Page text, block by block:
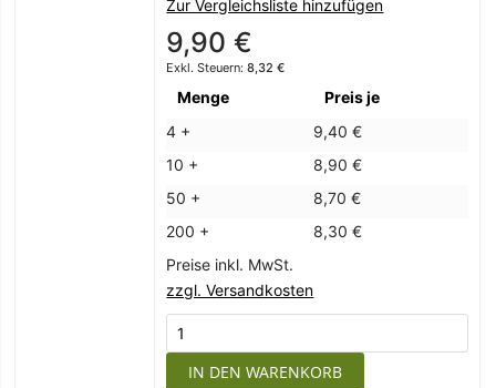
Zur Vergleichsliste hinzufügen
9,90 €
8,32 €
Menge
Preis je
4 +
9,40 €
10 +
8,90 €
50 +
8,70 €
200 +
8,30 €
Preise inkl. MwSt.
zzgl. Versandkosten
IN DEN WARENKORB